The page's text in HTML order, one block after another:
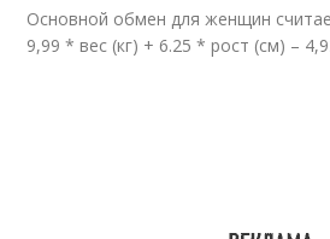
Основной обмен для женщин
9,99 * вес (кг) + 6.25 * рост (см) –